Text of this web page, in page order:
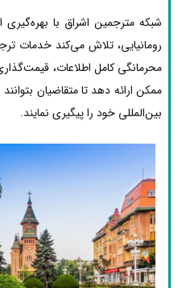
شبکه مترجمین اشراق با
رومانیایی، تلاش می‌کند خدمات
محرمانگی کامل اطلاعات،
ممکن ارائه دهد تا متقاضیان
بین‌المللی خود را پیگیری نمایند.